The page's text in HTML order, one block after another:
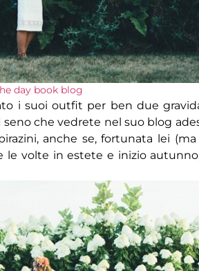
day book blog
i suoi outfit per ben due
seno che vedrete nel suo blog
anche se, fortunata lei
le volte in estete e inizio